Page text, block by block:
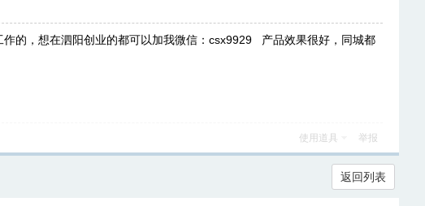
的，想在泗阳创业的都可以加我微信：csx9929 产品效果很好，同城都
使用道具 举报
返回列表